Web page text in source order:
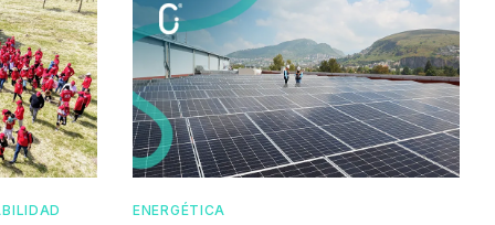
ENERGÉTICA